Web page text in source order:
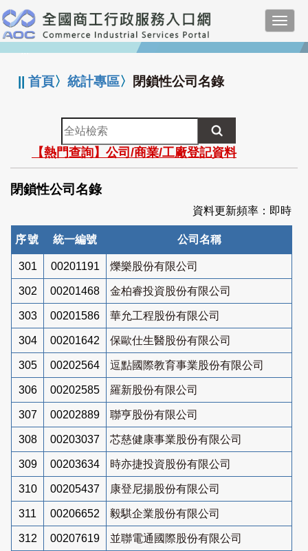
跳
到
主
要
:::
||首頁〉統計專區〉 閉鎖性公司名錄
全
站
檢
索
【熱門查詢】公司/商業/工廠登記資料
閉鎖性公司名錄
資料更新頻率：即時
序號 統一編號 公司名稱
301 00201191 爍樂股份有限公司
302 00201468 金柏睿投資股份有限公司
303 00201586 華允工程股份有限公司
304 00201642 保歐仕生醫股份有限公司
305 00202564 逗點國際教育事業股份有限公司
306 00202585 羅新股份有限公司
307 00202889 聯亨股份有限公司
308 00203037 芯慈健康事業股份有限公司
309 00203634 時亦捷投資股份有限公司
310 00205437 康登尼揚股份有限公司
311 00206652 毅騏企業股份有限公司
312 00207619 並聯電通國際股份有限公司